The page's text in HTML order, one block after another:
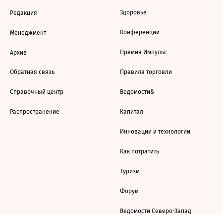
Редакция
Менеджмент
Архив
Обратная связь
Справочный центр
Распространение
Здоровье
Конференции
Премия Импульс
Правила торговли
Ведомости&
Капитал
Инновации и технологии
Как потратить
Туризм
Форум
Ведомости Северо-Запад